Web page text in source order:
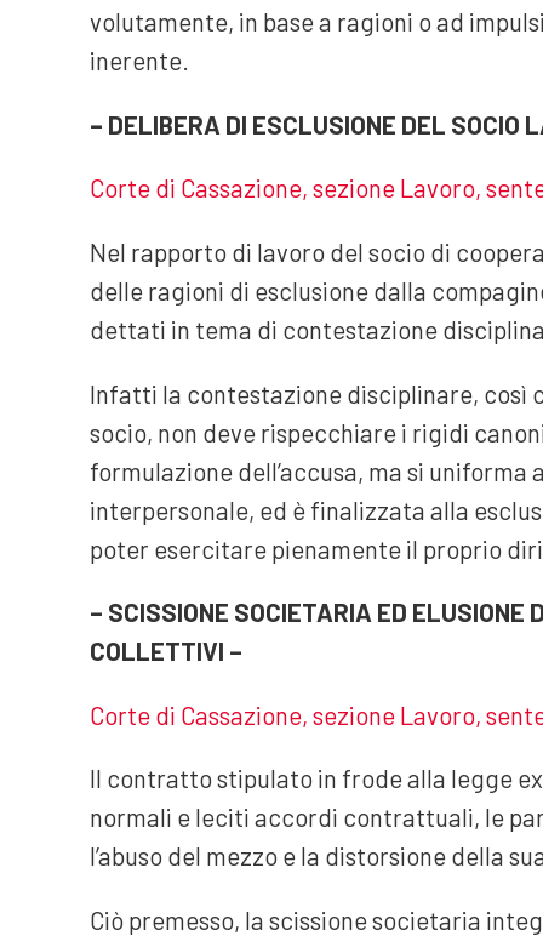
volutamente, in base a ragioni o ad
inerente.
– DELIBERA DI ESCLUSIONE DEL SOCIO
Corte di Cassazione, sezione Lavoro,
Nel rapporto di lavoro del socio di
delle ragioni di esclusione dalla
dettati in tema di contestazione
Infatti la contestazione disciplinare, così
socio, non deve rispecchiare i rigidi
formulazione dell’accusa, ma si
interpersonale, ed è finalizzata alla
poter esercitare pienamente il proprio
– SCISSIONE SOCIETARIA ED
COLLETTIVI –
Corte di Cassazione, sezione Lavoro,
Il contratto stipulato in frode alla legge
normali e leciti accordi contrattuali, le
l’abuso del mezzo e la distorsione della
Ciò premesso, la scissione societaria